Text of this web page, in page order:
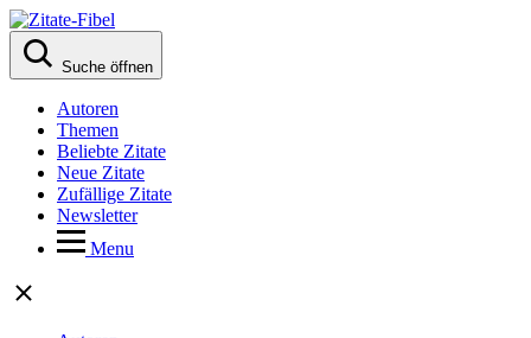
Suche öffnen
Autoren
Themen
Beliebte Zitate
Neue Zitate
Zufällige Zitate
Newsletter
Menu